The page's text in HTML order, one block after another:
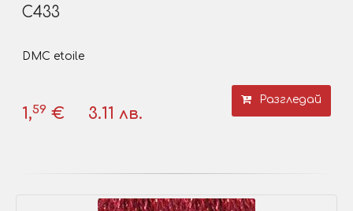
C433
DMC etoile
1,59 € 3.11 лв.
Разгледай